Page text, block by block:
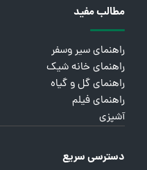
مطالب مفید
راهنمای سیر وسفر
راهنمای خانه شیک
راهنمای گل و گیاه
راهنمای فیلم
آشپزی
دسترسی سریع